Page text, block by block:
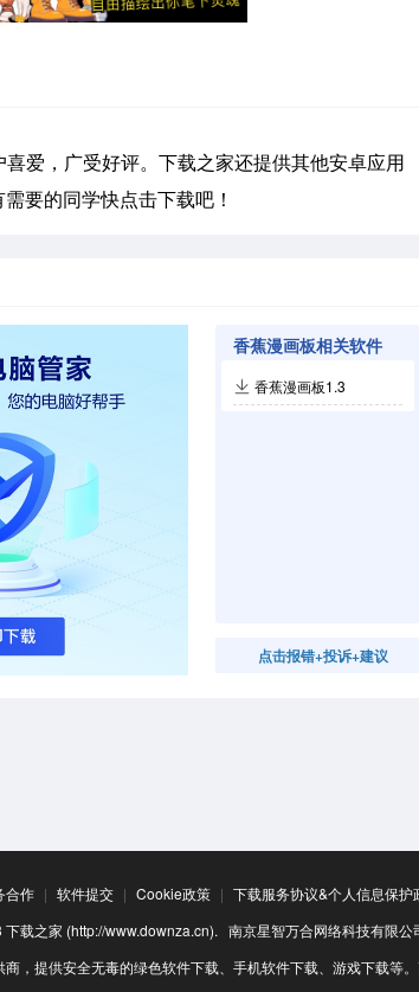
爱，广受好评。下载之家还提供其他安卓应用
需要的同学快点击下载吧！
香蕉漫画板相关软件
香蕉漫画板1.3
点击报错+投诉+建议
合作 | 软件提交 | Cookie政策 | 下载服务协议&个人信息保护
载之家 (http://www.downza.cn). 南京星智万合网络科技有限公
，提供安全无毒的绿色软件下载、手机软件下载、游戏下载等。